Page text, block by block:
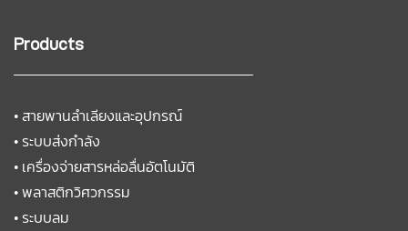
Products
•สายพานลำเลียงและอุปกรณ์
•ระบบส่งกำลัง
• เครื่องจ่ายสารหล่อลื่นอัตโนมัติ
•พลาสติกวิศวกรรม
•ระบบลม